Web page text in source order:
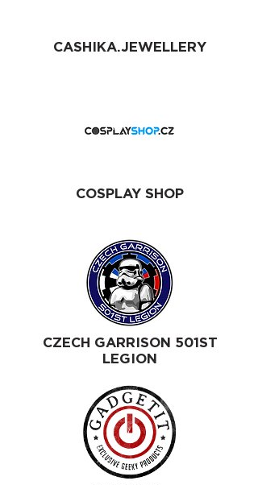
CASHIKA.JEWELLERY
COSPLAY SHOP
CZECH GARRISON 501ST
LEGION